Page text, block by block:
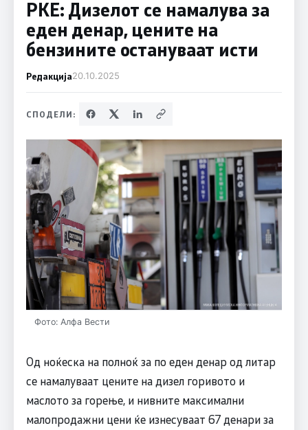
РКЕ: Дизелот се намалува за
еден денар, цените на
бензините остануваат исти
Редакција20.10.2025
СПОДЕЛИ:
Фото: Алфа Вести
Од ноќеска на полноќ за по еден денар од литар
се намалуваат цените на дизел горивото и
маслото за горење, и нивните максимални
малопродажни цени ќе изнесуваат 67 денари за